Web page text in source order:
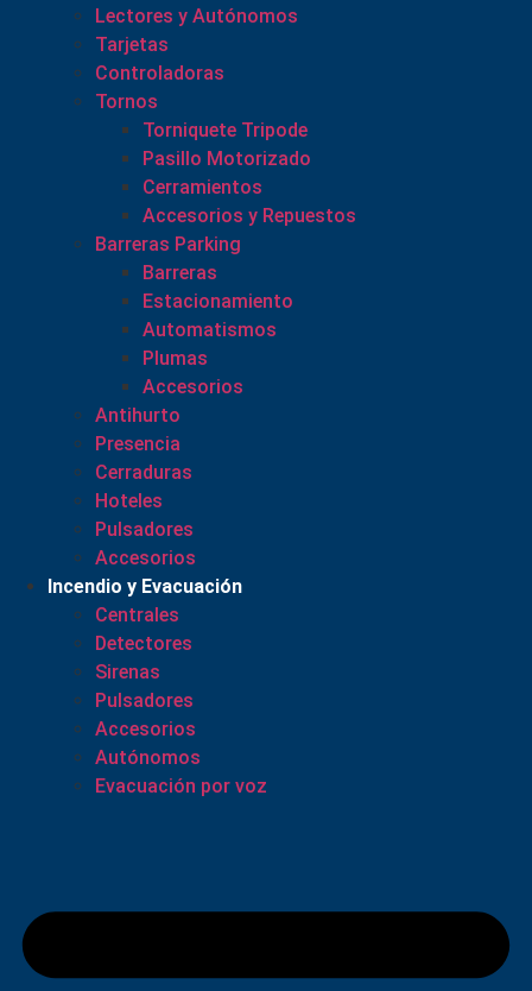
Lectores y Autónomos
Tarjetas
Controladoras
Tornos
Torniquete Tripode
Pasillo Motorizado
Cerramientos
Accesorios y Repuestos
Barreras Parking
Barreras
Estacionamiento
Automatismos
Plumas
Accesorios
Antihurto
Presencia
Cerraduras
Hoteles
Pulsadores
Accesorios
Incendio y Evacuación
Centrales
Detectores
Sirenas
Pulsadores
Accesorios
Autónomos
Evacuación por voz